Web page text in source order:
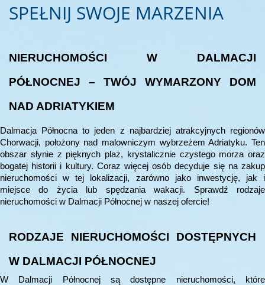
SPEŁNIJ SWOJE MARZENIA
NIERUCHOMOŚCI W DALMACJI
PÓŁNOCNEJ – TWÓJ WYMARZONY DOM
NAD ADRIATYKIEM
Dalmacja Północna to jeden z najbardziej atrakcyjnych regionów
Chorwacji, położony nad malowniczym wybrzeżem Adriatyku. Ten
obszar słynie z pięknych plaż, krystalicznie czystego morza oraz
bogatej historii i kultury. Coraz więcej osób decyduje się na zakup
nieruchomości w tej lokalizacji, zarówno jako inwestycję, jak i
miejsce do życia lub spędzania wakacji. Sprawdź rodzaje
nieruchomości w Dalmacji Północnej w naszej ofercie!
RODZAJE NIERUCHOMOŚCI DOSTĘPNYCH
W DALMACJI PÓŁNOCNEJ
W Dalmacji Północnej są dostępne nieruchomości, które